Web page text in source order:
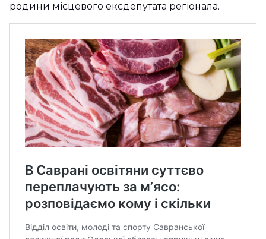
родини місцевого ексдепутата регіонала.